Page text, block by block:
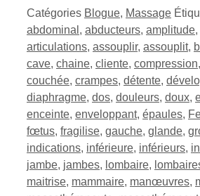
Catégories Blogue, Massage
abdominal , abducteurs, amplitude,
articulations, assouplir, assouplit,
cave, chaine, cliente, compression,
couchée, crampes, détente,
diaphragme, dos, douleurs, doux,
enceinte, enveloppant, épaules,
fœtus, fragilise, gauche, glande,
indications, inférieure, inférieurs,
jambe, jambes, lombaire,
maitrise, mammaire, manœuvres,